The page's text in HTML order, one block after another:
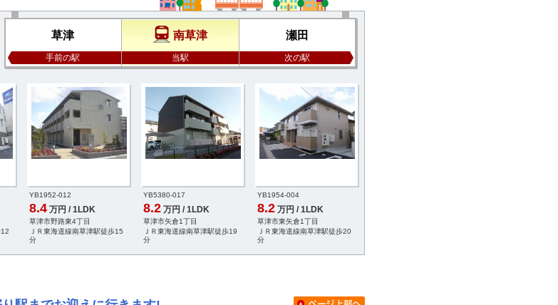
草津
手前の駅
南草津
当駅
瀬田
次の駅
YB1952-012
8.4 万円 / 1LDK
草津市野路東4丁目
ＪＲ東海道線南草津駅徒歩15
分
YB5380-017
8.2 万円 / 1LDK
草津市矢倉1丁目
ＪＲ東海道線南草津駅徒歩19
分
YB1954-004
8.2 万円 / 1LDK
草津市東矢倉1丁目
ＪＲ東海道線南草津駅徒歩20
分